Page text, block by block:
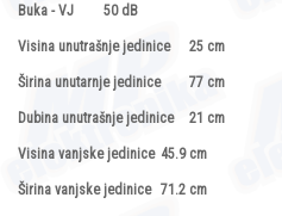
Buka - VJ 50 dB
Visina unutrašnje jedinice 25 cm
Širina unutarnje jedinice 77 cm
Dubina unutrašnje jedinice 21 cm
Visina vanjske jedinice 45.9 cm
Širina vanjske jedinice 71.2 cm